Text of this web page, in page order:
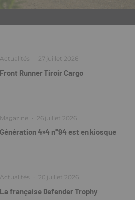
Actualités · 27 juillet 2026
Front Runner Tiroir Cargo
Magazine · 26 juillet 2026
Génération 4×4 n°94 est en kiosque
Actualités · 20 juillet 2026
La française Defender Trophy